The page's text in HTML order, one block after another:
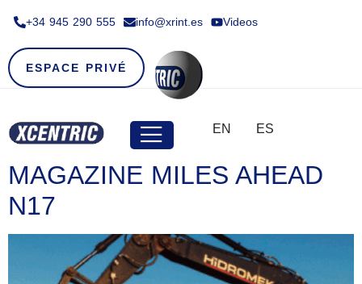
+34 945 290 555​ info@xrint.es Videos
ESPACE PRIVÉ
EN ES
MAGAZINE MILES AHEAD
N17